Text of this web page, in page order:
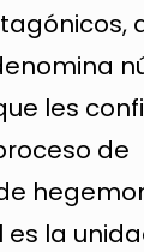
les
de
la